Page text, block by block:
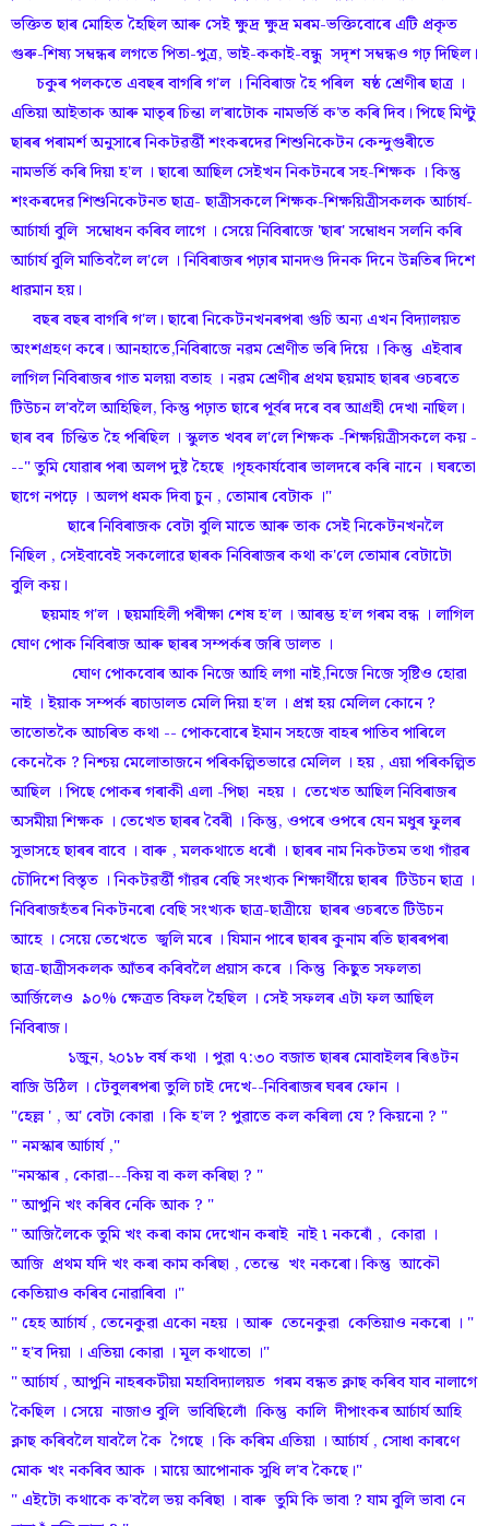
ভক্তিত ছাৰ মোহিত হৈছিল আৰু সেই ক্ষুদ্ৰ ক্ষুদ্ৰ মৰম-ভক্তিবোৰে এটি প্ৰকৃত
গুৰু-শিষ্য সম্বন্ধৰ লগতে পিতা-পুত্ৰ, ভাই-ককাই-বন্ধু সদৃশ সম্বন্ধও গঢ় দিছিল।
চকুৰ পলকতে এবছৰ বাগৰি গ'ল । নিবিৰাজ হৈ পৰিল ষষ্ঠ শ্ৰেণীৰ ছাত্ৰ ।
এতিয়া আইতাক আৰু মাতৃৰ চিন্তা ল'ৰাটোক নামভৰ্তি ক'ত কৰি দিব। পিছে মিণ্টু
ছাৰৰ পৰামৰ্শ অনুসাৰে নিকটৱৰ্ত্তী শংকৰদেৱ শিশুনিকেটন কেন্দুগুৰীতে
নামভৰ্তি কৰি দিয়া হ'ল । ছাৰো আছিল সেইখন নিকটনৰে সহ-শিক্ষক । কিন্তু
শংকৰদেৱ শিশুনিকেটনত ছাত্ৰ- ছাত্ৰীসকলে শিক্ষক-শিক্ষয়িত্ৰীসকলক আৰ্চাৰ্য-
আৰ্চাৰ্যা বুলি সম্বোধন কৰিব লাগে । সেয়ে নিবিৰাজে 'ছাৰ' সম্বোধন সলনি কৰি
আৰ্চাৰ্য বুলি মাতিবলৈ ল'লে । নিবিৰাজৰ পঢ়াৰ মানদণ্ড দিনক দিনে উন্নতিৰ দিশে
ধাৱমান হয়।
বছৰ বছৰ বাগৰি গ'ল। ছাৰো নিকেটনখনৰপৰা গুচি অন্য এখন বিদ্যালয়ত
অংশগ্ৰহণ কৰে। আনহাতে,নিবিৰাজে নৱম শ্ৰেণীত ভৰি দিয়ে । কিন্তু এইবাৰ
লাগিল নিবিৰাজৰ গাত মলয়া বতাহ । নৱম শ্ৰেণীৰ প্ৰথম ছয়মাহ ছাৰৰ ওচৰতে
টিউচন ল'বলৈ আহিছিল, কিন্তু পঢ়াত ছাৰে পূৰ্বৰ দৰে বৰ আগ্ৰহী দেখা নাছিল।
ছাৰ বৰ চিন্তিত হৈ পৰিছিল । স্কুলত খবৰ ল'লে শিক্ষক -শিক্ষয়িত্ৰীসকলে কয় -
--" তুমি যোৱাৰ পৰা অলপ দুষ্ট হৈছে ।গৃহকাৰ্যবোৰ ভালদৰে কৰি নানে । ঘৰতো
ছাগে নপঢ়ে । অলপ ধমক দিবা চুন , তোমাৰ বেটাক ।"
ছাৰে নিবিৰাজক বেটা বুলি মাতে আৰু তাক সেই নিকেটনখনলৈ
নিছিল , সেইবাবেই সকলোৱে ছাৰক নিবিৰাজৰ কথা ক'লে তোমাৰ বেটাটো
বুলি কয়।
ছয়মাহ গ'ল । ছয়মাহিলী পৰীক্ষা শেষ হ'ল । আৰম্ভ হ'ল গৰম বন্ধ । লাগিল
ঘোণ পোক নিবিৰাজ আৰু ছাৰৰ সম্পৰ্কৰ জৰি ডালত ।
ঘোণ পোকবোৰ আক নিজে আহি লগা নাই,নিজে নিজে সৃষ্টিও হোৱা
নাই । ইয়াক সম্পৰ্ক ৰচাডালত মেলি দিয়া হ'ল । প্ৰশ্ন হয় মেলিল কোনে ?
তাতোতকৈ আচৰিত কথা -- পোকবোৰে ইমান সহজে বাহৰ পাতিব পাৰিলে
কেনেকৈ ? নিশ্চয় মেলোতাজনে পৰিকল্পিতভাৱে মেলিল । হয় , এয়া পৰিকল্পিত
আছিল । পিছে পোকৰ গৰাকী এলা -পিছা নহয় । তেখেত আছিল নিবিৰাজৰ
অসমীয়া শিক্ষক । তেখেত ছাৰৰ বৈৰী । কিন্তু, ওপৰে ওপৰে যেন মধুৰ ফুলৰ
সুভাসহে ছাৰৰ বাবে । বাৰু , মলকথাতে ধৰোঁ । ছাৰৰ নাম নিকটতম তথা গাঁৱৰ
চৌদিশে বিস্তৃত । নিকটৱৰ্ত্তী গাঁৱৰ বেছি সংখ্যক শিক্ষাৰ্থীয়ে ছাৰৰ টিউচন ছাত্ৰ ।
নিবিৰাজহঁতৰ নিকটনৰো বেছি সংখ্যক ছাত্ৰ-ছাত্ৰীয়ে ছাৰৰ ওচৰতে টিউচন
আহে । সেয়ে তেখেতে জ্বলি মৰে । যিমান পাৰে ছাৰৰ কুনাম ৰতি ছাৰৰপৰা
ছাত্ৰ-ছাত্ৰীসকলক আঁতৰ কৰিবলৈ প্ৰয়াস কৰে । কিন্তু কিছুত সফলতা
আৰ্জিলেও ৯০% ক্ষেত্ৰত বিফল হৈছিল । সেই সফলৰ এটা ফল আছিল
নিবিৰাজ।
১জুন, ২০১৮ বৰ্ষ কথা । পুৱা ৭:৩০ বজাত ছাৰৰ মোবাইলৰ ৰিঙটন
বাজি উঠিল । টেবুলৰপৰা তুলি চাই দেখে--নিবিৰাজৰ ঘৰৰ ফোন ।
"হেল্ল ' , অ' বেটা কোৱা । কি হ'ল ? পুৱাতে কল কৰিলা যে ? কিয়নো ? "
" নমস্কাৰ আৰ্চাৰ্য ,"
"নমস্কাৰ , কোৱা---কিয় বা কল কৰিছা ? "
" আপুনি খং কৰিব নেকি আক ? "
" আজিলৈকে তুমি খং কৰা কাম দেখোন কৰাই নাই ৷ নকৰোঁ , কোৱা ।
আজি প্ৰথম যদি খং কৰা কাম কৰিছা , তেন্তে খং নকৰো। কিন্তু আকৌ
কেতিয়াও কৰিব নোৱাৰিবা ।"
" হেহ আৰ্চাৰ্য , তেনেকুৱা একো নহয় । আৰু তেনেকুৱা কেতিয়াও নকৰো । "
" হ'ব দিয়া । এতিয়া কোৱা । মূল কথাতো ।"
" আৰ্চাৰ্য , আপুনি নাহৰকটীয়া মহাবিদ্যালয়ত গৰম বন্ধত ক্লাছ কৰিব যাব নালাগে
কৈছিল । সেয়ে নাজাও বুলি ভাবিছিলোঁ ।কিন্তু কালি দীপাংকৰ আৰ্চাৰ্য আহি
ক্লাছ কৰিবলৈ যাবলৈ কৈ গৈছে । কি কৰিম এতিয়া । আৰ্চাৰ্য , সোধা কাৰণে
মোক খং নকৰিব আক । মায়ে আপোনাক সুধি ল'ব কৈছে।"
" এইটো কথাকে ক'বলৈ ভয় কৰিছা । বাৰু তুমি কি ভাবা ? যাম বুলি ভাবা নে